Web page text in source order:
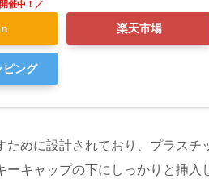
楽天市場
ング
めに設計されており、プラスチ
キャップの下にしっかりと挿入